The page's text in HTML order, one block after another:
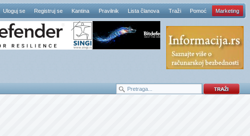
Uloguj se Registruj se Kantina Pravilnik Lista članova Traži Pomoć Marketing